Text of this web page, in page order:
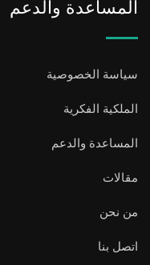
المساعدة والدعم
سياسة الخصوصية
الملكية الفكرية
المساعدة والدعم
مقالات
من نحن
اتصل بنا